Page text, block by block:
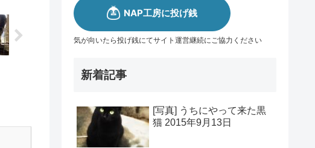
気が向いたら投げ銭にてサイト運営継続にご協力ください
新着記事
[写真] うちにやって来た黒
猫 2015年9月13日